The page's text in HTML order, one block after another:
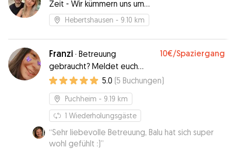
Zeit - Wir kümmern uns um
euren Hund, als wäre es unser
eigener!
Hebertshausen - 9.10 km
Franzi · Betreuung
gebraucht? Meldet euch
gerne!
10€/Spaziergang
5.0 (5 Buchungen)
Puchheim - 9.19 km
1 Wiederholungsgäste
“Sehr liebevolle Betreuung, Balu hat sich super
wohl gefühlt :)”